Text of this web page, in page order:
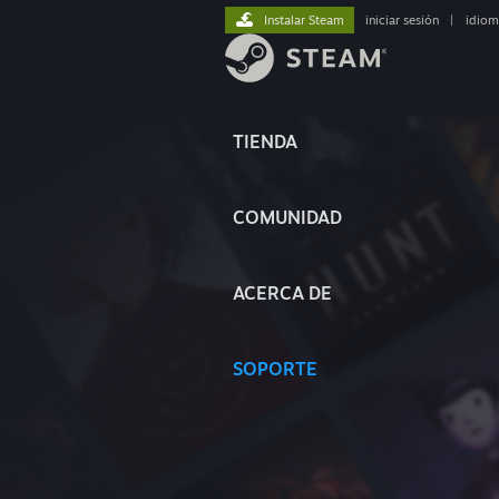
TIENDA
COMUNIDAD
ACERCA DE
SOPORTE
Instalar Steam iniciar sesión